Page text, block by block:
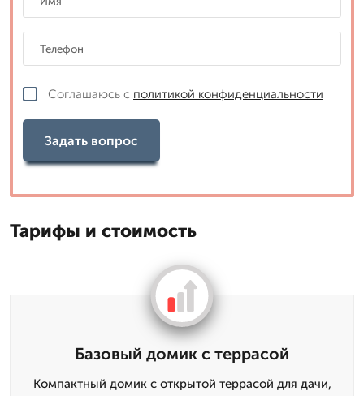
Соглашаюсь с политикой конфиденциальности
Задать вопрос
Тарифы и стоимость
Базовый домик с террасой
Компактный домик с открытой террасой для дачи,